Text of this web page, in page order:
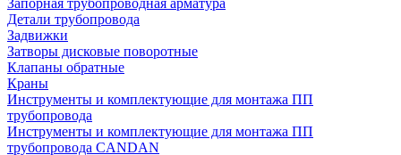
Запорная трубопроводная арматура
Детали трубопровода
Задвижки
Затворы дисковые поворотные
Клапаны обратные
Краны
Инструменты и комплектующие для монтажа ПП
трубопровода
Инструменты и комплектующие для монтажа ПП
трубопровода CANDAN